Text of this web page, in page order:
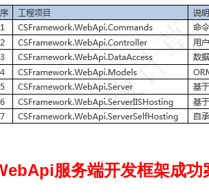
服务端开发框架成功